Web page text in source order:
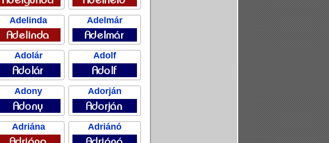
Adelinda Adelmár
Adolár Adolf
Adony Adorján
Adriána Adriánó